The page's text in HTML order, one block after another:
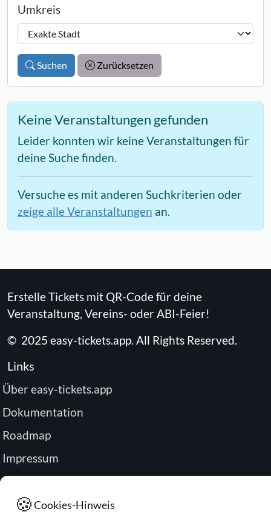
Umkreis
Suchen Zurücksetzen
Keine Veranstaltungen gefunden
Leider konnten wir keine Veranstaltungen für
deine Suche finden.
Versuche es mit anderen Suchkriterien oder
zeige alle Veranstaltungen an.
Erstelle Tickets mit QR-Code für deine
Veranstaltung, Vereins- oder ABI-Feier!
© 2025 easy-tickets.app. All Rights Reserved.
Links
Über easy-tickets.app
Dokumentation
Roadmap
Impressum
Datenschutz
Passwort zurücksetzen
🍪Cookies-Hinweis